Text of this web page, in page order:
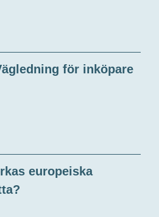
för inköpare
europeiska